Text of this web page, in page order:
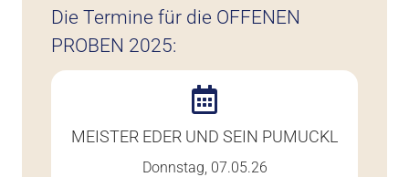
Die Termine für die OFFENEN
PROBEN 2025:
MEISTER EDER UND SEIN PUMUCKL
Donnstag, 07.05.26